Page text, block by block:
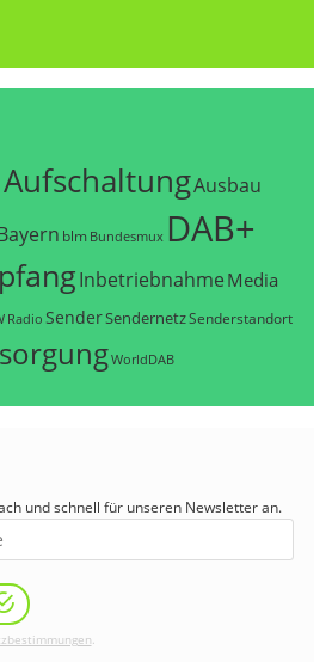
AufschaltungAusbau
blm Bundesmux DAB+
Inbetriebnahme Media
Radio SenderSendernetzSenderstandort
WorldDAB
und schnell für unseren Newsletter an.
.